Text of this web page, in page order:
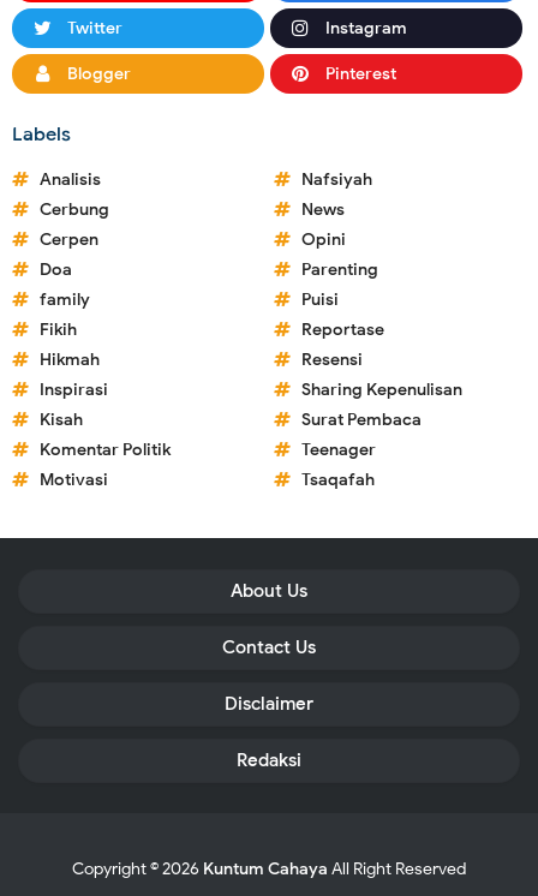
Twitter Instagram
Blogger Pinterest
Labels
Analisis
Cerbung
Cerpen
Doa
family
Fikih
Hikmah
Inspirasi
Kisah
Komentar Politik
Motivasi
Nafsiyah
News
Opini
Parenting
Puisi
Reportase
Resensi
Sharing Kepenulisan
Surat Pembaca
Teenager
Tsaqafah
About Us
Contact Us
Disclaimer
Redaksi
Copyright ©2026 Kuntum Cahaya All Right Reserved